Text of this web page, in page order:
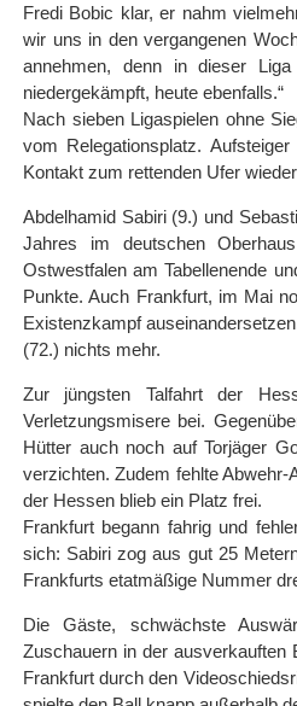
Fredi Bobic klar, er nahm
wir uns in den vergangenen
annehmen, denn in dieser
niedergekämpft, heute ebenfalls.“
Nach sieben Ligaspielen ohne
vom Relegationsplatz.
Kontakt zum rettenden Ufer
Abdelhamid Sabiri (9.) und
Jahres im deutschen
Ostwestfalen am Tabellenende
Punkte. Auch Frankfurt, im Mai
Existenzkampf
(72.) nichts mehr.
Zur jüngsten Talfahrt der
Verletzungsmisere bei.
Hütter auch noch auf Torjäger
verzichten. Zudem fehlte
der Hessen blieb ein Platz frei.
Frankfurt begann fahrig und
sich: Sabiri zog aus gut 25
Frankfurts etatmäßige Nummer
Die Gäste, schwächste
Zuschauern in der ausverkauften
Frankfurt durch den